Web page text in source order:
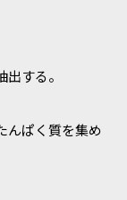
する。
んぱく質を集め